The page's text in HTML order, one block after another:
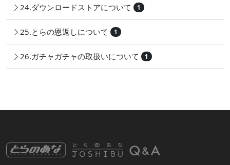
24.ダウンロードストアについて 1
25.とらの恩返しについて 1
26.ガチャガチャの取扱いについて 1